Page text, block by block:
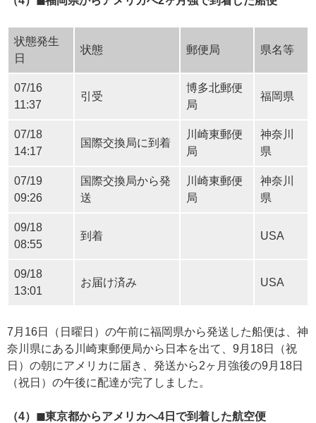
状態発生
日
状態 郵便局 県名等
07/16
11:37
引受
博多北郵便
局
福岡県
07/18
14:17
国際交換局に到着
川崎東郵便
局
神奈川
県
07/19
09:26
国際交換局から発
送
川崎東郵便
局
神奈川
県
09/18
08:55
到着 USA
09/18
13:01
お届け済み USA
7月16日（日曜日）の午前に福岡県から発送した船便は、神
奈川県にある川崎東郵便局から日本を出て、9月18日（祝
日）の朝にアメリカに届き、発送から2ヶ月強後の9月18日
（祝日）の午後に配達が完了しました。
（4）◼︎東京都からアメリカへ4日で到着した航空便